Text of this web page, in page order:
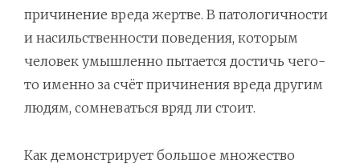
причинение вреда жертве. В патологичности
и насильственности поведения, которым
человек умышленно пытается достичь чего-
то именно за счёт причинения вреда другим
людям, сомневаться вряд ли стоит.
Как демонстрирует большое множество